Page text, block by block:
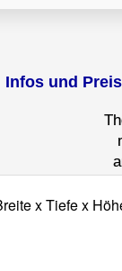
Infos und
x Tiefe x